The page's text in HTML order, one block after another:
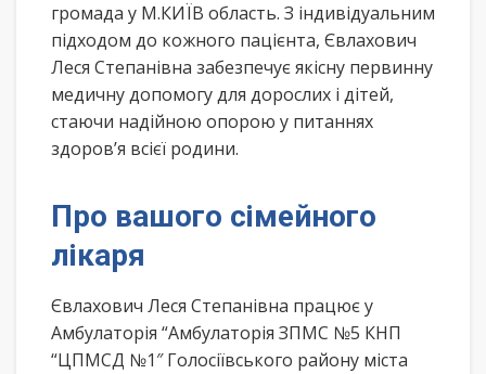
громада у М.КИЇВ область. З індивідуальним
підходом до кожного пацієнта, Євлахович
Леся Степанівна забезпечує якісну первинну
медичну допомогу для дорослих і дітей,
стаючи надійною опорою у питаннях
здоров’я всієї родини.
Про вашого сімейного
лікаря
Євлахович Леся Степанівна працює у
Амбулаторія “Амбулаторія ЗПМС №5 КНП
“ЦПМСД №1″ Голосіївського району міста